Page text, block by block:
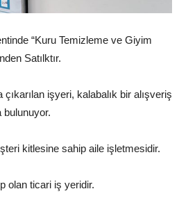
“Kuru Temizleme ve Giyim
Satılktır.
çıkarılan işyeri, kalabalık bir alışveriş
bulunuyor.
kitlesine sahip aile işletmesidir.
olan ticari iş yeridir.